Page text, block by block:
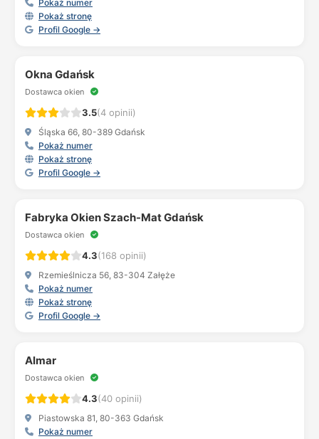
Pokaż numer
Pokaż stronę
Profil Google →
Okna Gdańsk
Dostawca okien
3.5(4 opinii)
Śląska 66, 80-389 Gdańsk
Pokaż numer
Pokaż stronę
Profil Google →
Fabryka Okien Szach-Mat Gdańsk
Dostawca okien
4.3(168 opinii)
Rzemieślnicza 56, 83-304 Załęże
Pokaż numer
Pokaż stronę
Profil Google →
Almar
Dostawca okien
4.3(40 opinii)
Piastowska 81, 80-363 Gdańsk
Pokaż numer